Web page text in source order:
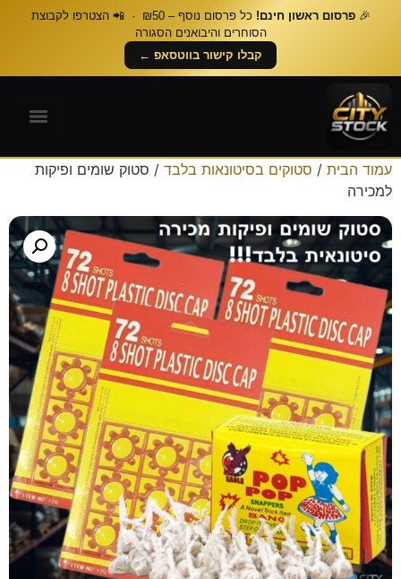
🎉פרסום ראשון חינם!
כל פרסום נוסף – ₪50 · 📲 הצטרפו לקבוצת
הסוחרים והיבואנים הסגורה
קבלו קישור בווטסאפ ←
עמוד הבית / סטוקים בסיטונאות בלבד / סטוק שומים ופיקות
למכירה